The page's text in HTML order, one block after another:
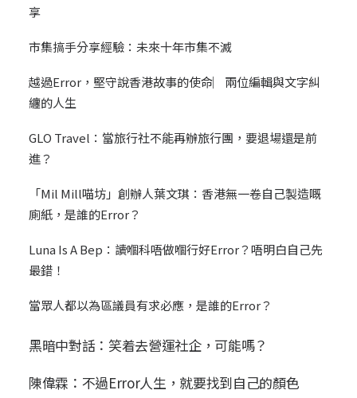
享
市集搞手分享經驗：未來十年市集不滅
越過Error，堅守說香港故事的使命︳兩位編輯與文字糾
纏的人生
GLO Travel：當旅行社不能再辦旅行團，要退場還是前
進？
「Mil Mill喵坊」創辦人葉文琪：香港無一卷自己製造嘅
廁紙，是誰的Error？
Luna Is A Bep：讀嗰科唔做嗰行好Error？唔明白自己先
最錯！
當眾人都以為區議員有求必應，是誰的Error？
黑暗中對話：笑着去營運社企，可能嗎？
陳偉霖：不過Error人生，就要找到自己的顏色